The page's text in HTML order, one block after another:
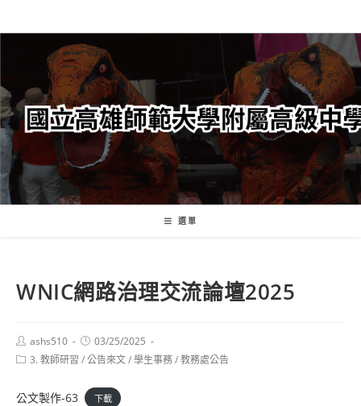
轉
要
內
容
選單
WNIC網路治理交流論壇2025
Post
author:
ashs510
Post
published:
03/25/2025
Post3. 教師研習 /公告來文/學生事務/教務處公告
公文製作-63 下載